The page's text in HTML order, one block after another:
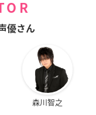
優さん
森川智之